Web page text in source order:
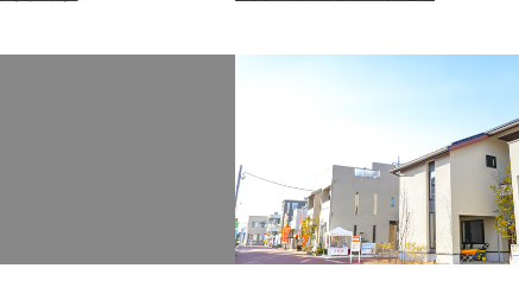
nagasakizaimokuten.co.jp/public_html/wp-